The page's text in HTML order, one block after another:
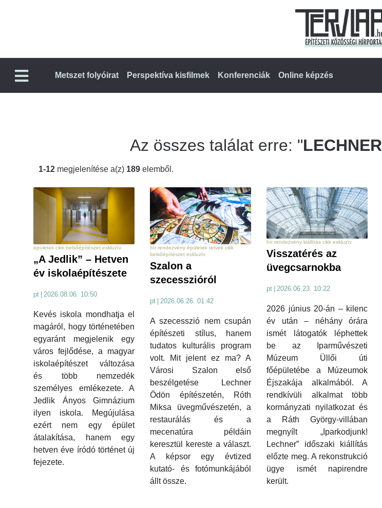
Metszet folyóirat Perspektíva kisfilmek Konferenciák Online képzés
Az összes találat erre: "LECHNER
1-12 megjelenítése a(z) 189 elemből.
épületek cikk belsőépítészet exkluzív
„A Jedlik” – Hetven
év iskolaépítészete
pt | 2026.08.06. 10:50
Kevés iskola mondhatja el
magáról, hogy történetében
egyaránt megjelenik egy
város fejlődése, a magyar
iskolaépítészet változása
és több nemzedék
személyes emlékezete. A
Jedlik Ányos Gimnázium
ilyen iskola. Megújulása
ezért nem egy épület
átalakítása, hanem egy
hetven éve íródó történet új
fejezete.
hír rendezvény épületek tervek cikk
belsőépítészet exkluzív
Szalon a
szecesszióról
pt | 2026.06.26. 01:42
A szecesszió nem csupán
építészeti stílus, hanem
tudatos kulturális program
volt. Mit jelent ez ma? A
Városi Szalon első
beszélgetése Lechner
Ödön építészetén, Róth
Miksa üvegművészetén, a
restaurálás és a
mecenatúra példáin
keresztül kereste a választ.
A képsor egy évtized
kutató- és fotómunkájából
állt össze.
hír rendezvény kiállítás cikk exkluzív
Visszatérés az
üvegcsarnokba
pt 2026.06.23. 10:22
2026 június 20-án – kilenc
év után – néhány órára
ismét látogatók léphettek
be az Iparművészeti
Múzeum Üllői úti
főépületébe a Múzeumok
Éjszakája alkalmából. A
rendkívüli alkalmat több
kormányzati nyilatkozat és
a Ráth György-villában
megnyílt „Iparkodjunk!
Lechner” időszaki kiállítás
előzte meg. A rekonstrukció
ügye ismét napirendre
került.